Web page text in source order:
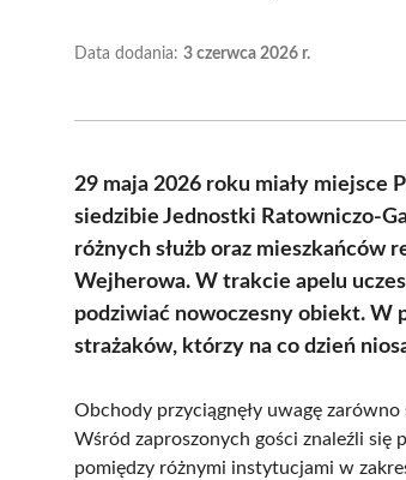
Data dodania: 3 czerwca 2026 r.
29 maja 2026 roku miały miejsce
siedzibie Jednostki Ratowniczo-
różnych służb oraz mieszkańców
Wejherowa. W trakcie apelu
podziwiać nowoczesny obiekt. W
strażaków, którzy na co dzień
Obchody przyciągnęły uwagę
Wśród zaproszonych gości znaleźli się
pomiędzy różnymi instytucjami w